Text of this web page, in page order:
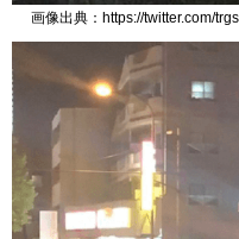
画像出典：https://twitter.com/